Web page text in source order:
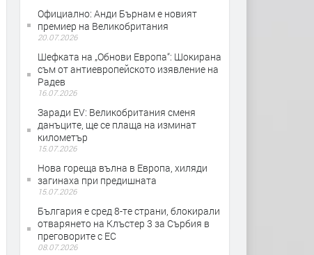
Официално: Анди Бърнам е новият
премиер на Великобритания
20.07.2026
Шефката на „Обнови Европа“: Шокирана
съм от антиевропейското изявление на
Радев
16.07.2026
Заради EV: Великобритания сменя
данъците, ще се плаща на изминат
километър
15.07.2026
Нова гореща вълна в Европа, хиляди
загинаха при предишната
15.07.2026
България е сред 8-те страни, блокирали
отварянето на Клъстер 3 за Сърбия в
преговорите с ЕС
08.07.2026